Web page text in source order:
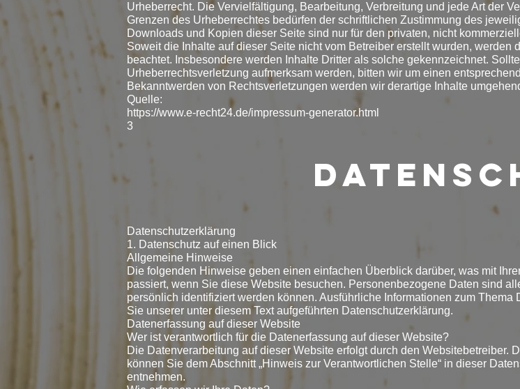
Urheberrecht. Die Vervielfältigung, Bearbeitung, Verbreitung und jede Art der
Grenzen des Urheberrechtes bedürfen der schriftlichen Zustimmung des
Downloads und Kopien dieser Seite sind nur für den privaten, nicht
Soweit die Inhalte auf dieser Seite nicht vom Betreiber erstellt wurden, werden
beachtet. Insbesondere werden Inhalte Dritter als solche gekennzeichnet.
Urheberrechtsverletzung aufmerksam werden, bitten wir um einen
Bekanntwerden von Rechtsverletzungen werden wir derartige Inhalte
Quelle:
https://www.e-recht24.de/impressum-generator.html
3
Datenschutzerklärung
1. Datenschutz auf einen Blick
Allgemeine Hinweise
Die folgenden Hinweise geben einen einfachen Überblick darüber, was mit
passiert, wenn Sie diese Website besuchen. Personenbezogene Daten sind
persönlich identifiziert werden können. Ausführliche Informationen zum Thema
Sie unserer unter diesem Text aufgeführten Datenschutzerklärung.
Datenerfassung auf dieser Website
Wer ist verantwortlich für die Datenerfassung auf dieser Website?
Die Datenverarbeitung auf dieser Website erfolgt durch den Websitebetreiber.
können Sie dem Abschnitt „Hinweis zur Verantwortlichen Stelle“ in dieser
entnehmen.